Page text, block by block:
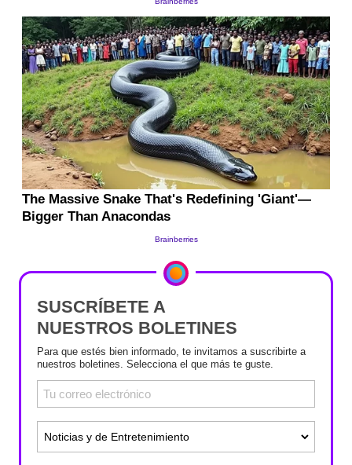
SUSCRÍBETE A
NUESTROS BOLETINES
Para que estés bien informado, te invitamos a suscribirte a
nuestros boletines. Selecciona el que más te guste.